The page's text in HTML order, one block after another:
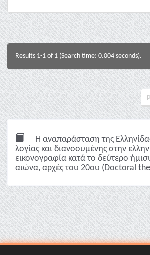
Results 1-1 of 1 (Search time: 0.004 seconds).
Η αναπαράσταση της
λoγίας και διανοουμένης στην
εικονογραφία κατά το δεύτερο
αιώνα, αρχές του 20ου (Doctoral